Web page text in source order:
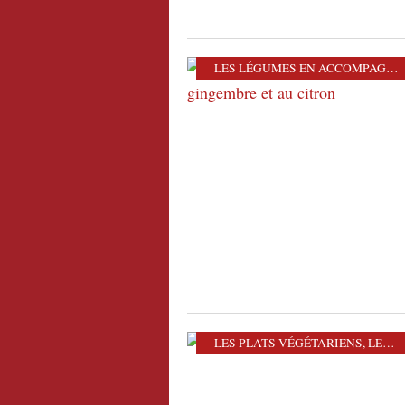
LES LÉGUMES EN ACCOMPAGNEMENT
LES PLATS VÉGÉTARIENS,LES LÉGUMES EN ACCOMPAGNEMENT